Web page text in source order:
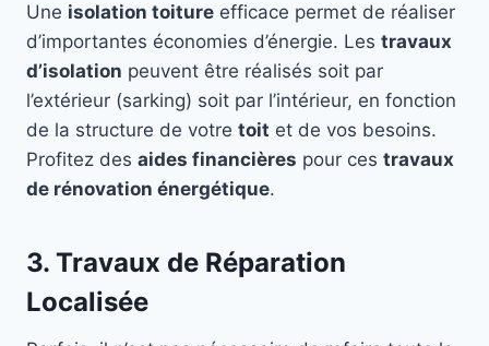
Une isolation toiture efficace permet de réaliser
d’importantes économies d’énergie. Les travaux
d’isolation peuvent être réalisés soit par
l’extérieur (sarking) soit par l’intérieur, en fonction
de la structure de votre toit et de vos besoins.
Profitez des aides financières pour ces travaux
de rénovation énergétique.
3. Travaux de Réparation
Localisée